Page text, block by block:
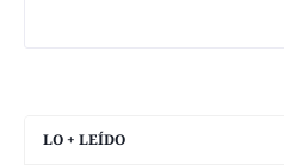
LO + LEÍDO